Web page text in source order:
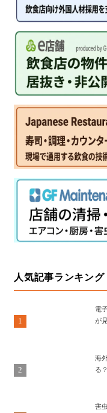
人気記事ランキング
1
電
が
2
海
る
害